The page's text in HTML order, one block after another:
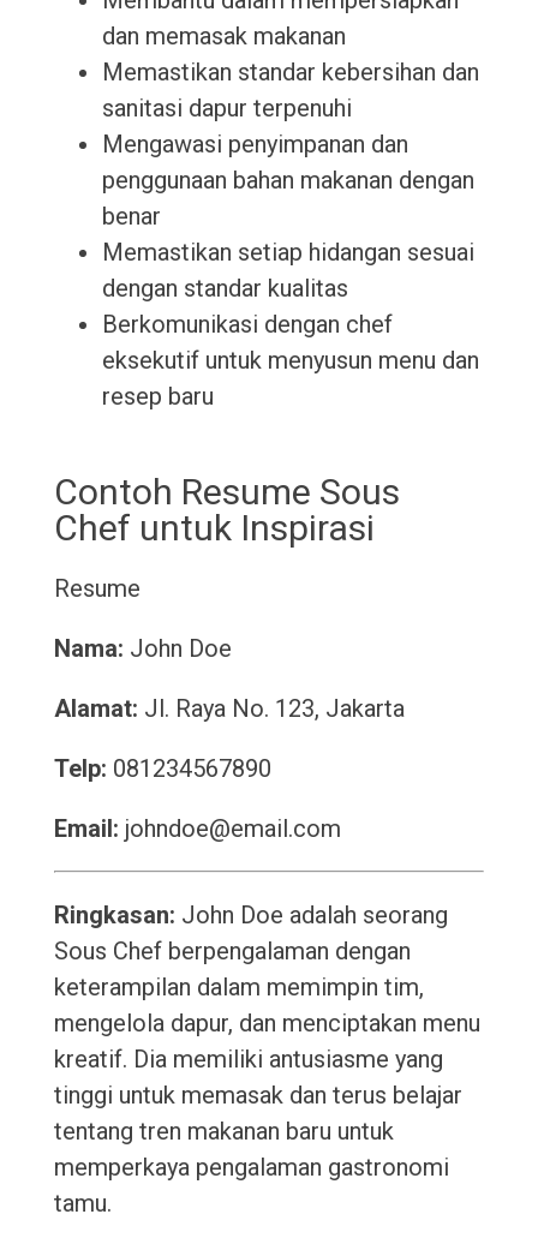
dan memasak makanan
Memastikan standar kebersihan dan
sanitasi dapur terpenuhi
Mengawasi penyimpanan dan
penggunaan bahan makanan dengan
benar
Memastikan setiap hidangan sesuai
dengan standar kualitas
Berkomunikasi dengan chef
eksekutif untuk menyusun menu dan
resep baru
Contoh Resume Sous
Chef untuk Inspirasi
Resume
Nama: John Doe
Alamat: Jl. Raya No. 123, Jakarta
Telp: 081234567890
Email: johndoe@email.com
Ringkasan: John Doe adalah seorang
Sous Chef berpengalaman dengan
keterampilan dalam memimpin tim,
mengelola dapur, dan menciptakan menu
kreatif. Dia memiliki antusiasme yang
tinggi untuk memasak dan terus belajar
tentang tren makanan baru untuk
memperkaya pengalaman gastronomi
tamu.